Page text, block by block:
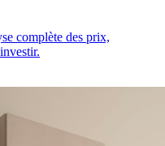
complète des prix,